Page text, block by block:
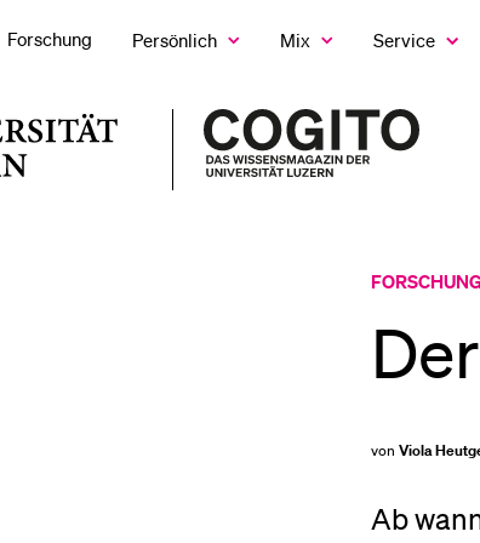
Forschung Persönlich
Zeige
Untermenü
MixZeige
Untermenü
Service
Universität
Zur
von Viola
Ab
keine Suche getätigt.
DIE UNI FÜR…